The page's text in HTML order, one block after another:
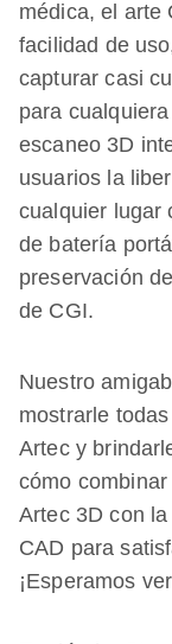
médica, el arte
facilidad de
capturar casi
para
escaneo 3D
usuarios la
cualquier lugar
de batería
preservación
de CGI.
Nuestro
mostrarle
Artec y
cómo
Artec 3D con
CAD para
¡Esperamos